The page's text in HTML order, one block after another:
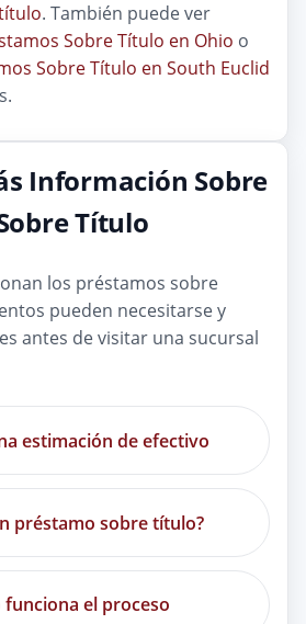
. También puede ver
Sobre Título en Ohio o
Sobre Título en South Euclid
Información Sobre
Título
los préstamos sobre
pueden necesitarse y
antes de visitar una sucursal
estimación de efectivo
préstamo sobre título?
funciona el proceso